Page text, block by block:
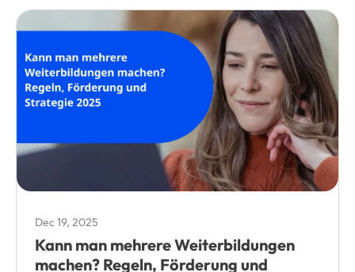
Dec 19, 2025
Kann man mehrere Weiterbildungen
machen? Regeln, Förderung und